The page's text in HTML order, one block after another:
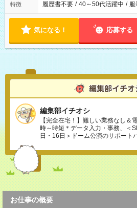
特徴 履歴書不要 / 40～50代活躍中 / 服
気になる！ 応募する
編集部イチオシ
【完全在宅！】難しい業務なし＆
時～時短＊データ入力・事務、＜
日・16日＞ドーム公演のサポート
お仕事の概要